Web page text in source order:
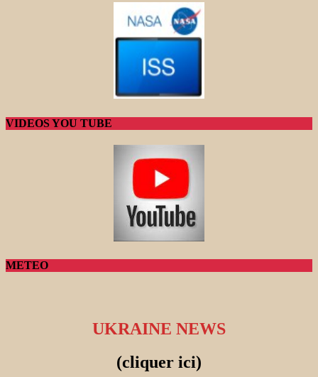
VIDEOS YOU TUBE
METEO
UKRAINE NEWS
(cliquer ici)